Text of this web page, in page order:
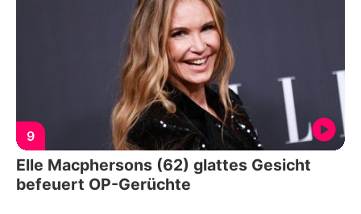
9
Elle Macphersons (62) glattes Gesicht
befeuert OP-Gerüchte